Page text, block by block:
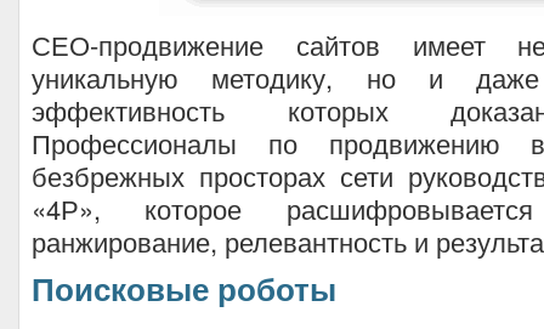
СЕО-продвижение сайтов имеет
уникальную методику, но и
эффективность которых
Профессионалы по продвижению
безбрежных просторах сети
«4Р», которое
ранжирование, релевантность и
Поисковые роботы